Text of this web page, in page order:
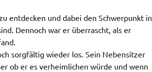
entdecken und dabei den Schwerpunkt in
Dennoch war er überrascht, als er
sorgfältig wieder los. Sein Nebensitzer
ob er es verheimlichen würde und wenn 